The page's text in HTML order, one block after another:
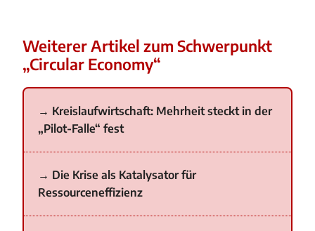
Weiterer Artikel zum Schwerpunkt
„Circular Economy“
Kreislaufwirtschaft: Mehrheit steckt in der
„Pilot-Falle“ fest
Die Krise als Katalysator für
Ressourceneffizienz